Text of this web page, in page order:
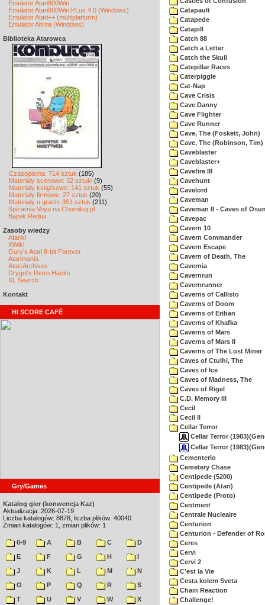
Emulator Atari800Win
Emulator Atari800Win PLus 4.0 (Windows)
Emulator Atari++ (multiplatform)
Emulator Altirra (Windows)
Biblioteka Atarowca
Czasopisma: 714 sztuk (185)
Materiały scenowe: 32 sztuki (9)
Materiały książkowe: 141 sztuk (55)
Materiały firmowe: 27 sztuk (20)
Materiały o grach: 351 sztuk (211)
Spiżarnia Voya na Chomikuj.pl
Bajtek Redux
Zasoby wiedzy
Atariki
XWiki
Gury's Atari 8-bit Forever
Atarimania
Atari Archives
Drygol's Retro Hacks
XL Search
Kontakt
HI SCORE CAFÉ
Gry/Games
Katalog gier (konwencja Kaz)
Aktualizacja: 2026-07-19
Liczba katalogów: 8878, liczba plików: 40040
Zmian katalogów: 1, zmian plików: 1
0-9 A B C
D
E
F G H
I
J
K L M
N
O
P Q R
S
T
U V W
X
Catapault
Catapede
Catapill
Catch 88
Catch a Letter
Catch the Skull
Catepillar Races
Caterpiggle
Cat-Nap
Cave Crisis
Cave Danny
Cave Flighter
Cave Runner
Cave, The (Foskett, John)
Cave, The (Robinson, Tim)
Caveblaster
Caveblaster+
Cavefire III
Cavehunt
Cavelord
Caveman
Caveman II - Caves of
Cavepac
Cavern 10
Cavern Commander
Cavern Escape
Cavern of Death, The
Cavernia
Cavernrun
Cavernrunner
Caverns of Callisto
Caverns of Doom
Caverns of Eriban
Caverns of Khafka
Caverns of Mars
Caverns of Mars II
Caverns of The Lost Miner
Caves of Ctulhi, The
Caves of Ice
Caves of Madness, The
Caves of Rigel
C.D. Memory III
Cecil
Cecil II
Cellar Terror
Cellar Terror
Cellar Terror
Cementerio
Cemetery Chase
Centipede (5200)
Centipede (Atari)
Centipede (Proto)
Centment
Centrale Nucleaire
Centurion
Centurion - Defender of
Ceres
Cervi
Cervi 2
C'est la Vie
Cesta kolem Sveta
Chain Reaction
Challenge!